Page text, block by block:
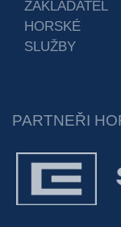
ZAKLADATEL
HORSKÉ
SLUŽBY
PARTNEŘI